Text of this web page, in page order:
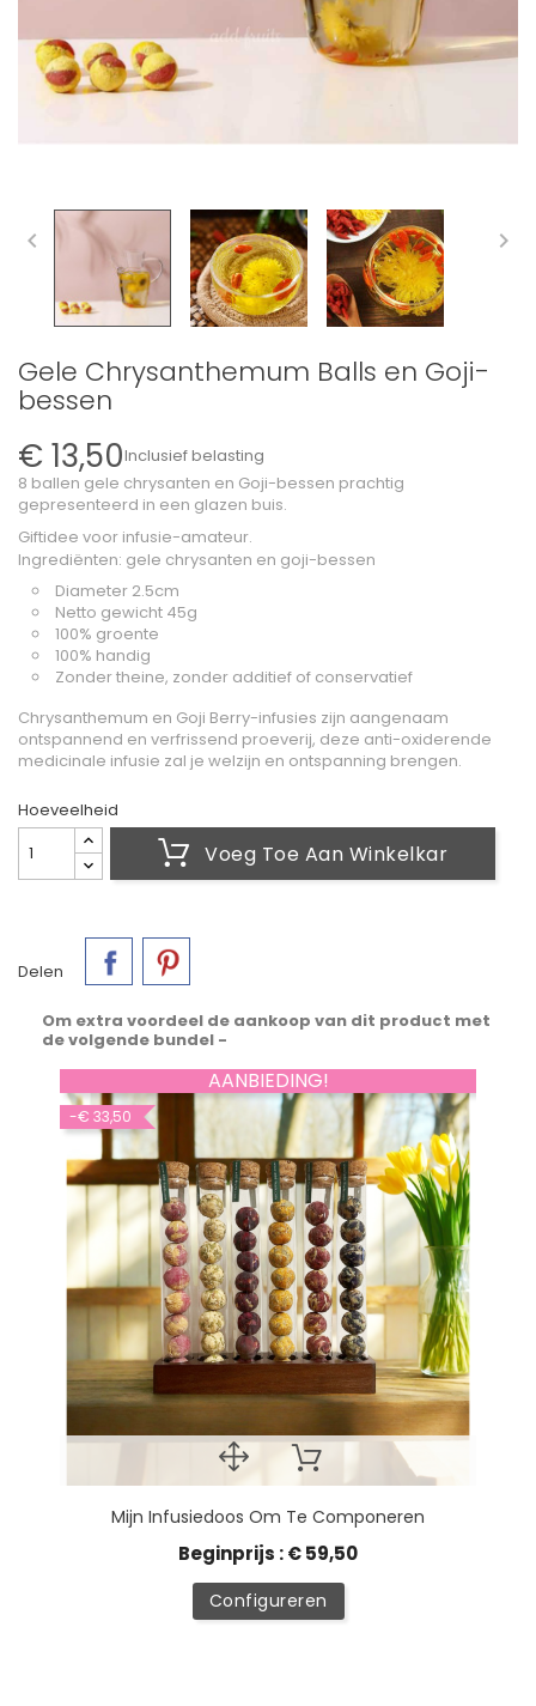
 
Gele Chrysanthemum Balls en Goji-
bessen
€ 13,50Inclusief belasting
8 ballen gele chrysanten en Goji-bessen prachtig
gepresenteerd in een glazen buis.
Giftidee voor infusie-amateur.
Ingrediënten: gele chrysanten en goji-bessen
Diameter 2.5cm
Netto gewicht 45g
100% groente
100% handig
Zonder theine, zonder additief of conservatief
Chrysanthemum en Goji Berry-infusies zijn aangenaam
ontspannend en verfrissend proeverij, deze anti-oxiderende
medicinale infusie zal je welzijn en ontspanning brengen.
Hoeveelheid
Voeg Toe Aan Winkelkar
Delen
Om extra voordeel de aankoop van dit product met
de volgende bundel -
Mijn Infusiedoos Om Te Componeren
Beginprijs : € 59,50
Configureren
AANBIEDING!
-€ 33,50